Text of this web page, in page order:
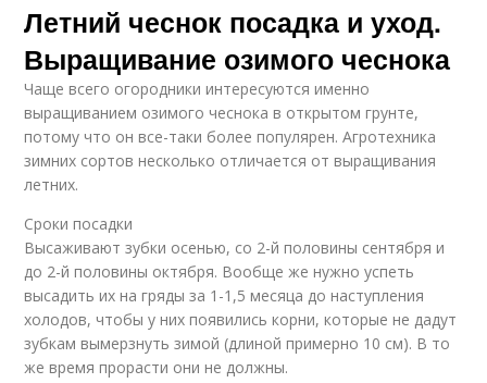
Летний чеснок посадка и уход.
Выращивание озимого чеснока
Чаще всего огородники интересуются именно
выращиванием озимого чеснока в открытом грунте,
потому что он все-таки более популярен. Агротехника
зимних сортов несколько отличается от выращивания
летних.
Сроки посадки
Высаживают зубки осенью, со 2-й половины сентября и
до 2-й половины октября. Вообще же нужно успеть
высадить их на гряды за 1-1,5 месяца до наступления
холодов, чтобы у них появились корни, которые не дадут
зубкам вымерзнуть зимой (длиной примерно 10 см). В то
же время прорасти они не должны.